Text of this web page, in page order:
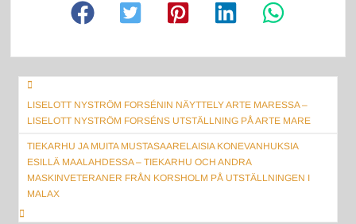
Artikkelien
selaus
LISELOTT NYSTRÖM FORSÉNIN NÄYTTELY ARTE MARESSA –
LISELOTT NYSTRÖM FORSÉNS UTSTÄLLNING PÅ ARTE MARE
TIEKARHU JA MUITA MUSTASAARELAISIA KONEVANHUKSIA
ESILLÄ MAALAHDESSA – TIEKARHU OCH ANDRA
MASKINVETERANER FRÅN KORSHOLM PÅ UTSTÄLLNINGEN I
MALAX